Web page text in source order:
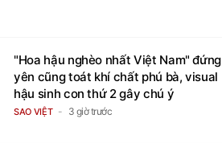
"Hoa hậu nghèo nhất Việt Nam" đứng
yên cũng toát khí chất phú bà, visual
hậu sinh con thứ 2 gây chú ý
SAO VIỆT 3 giờ trước